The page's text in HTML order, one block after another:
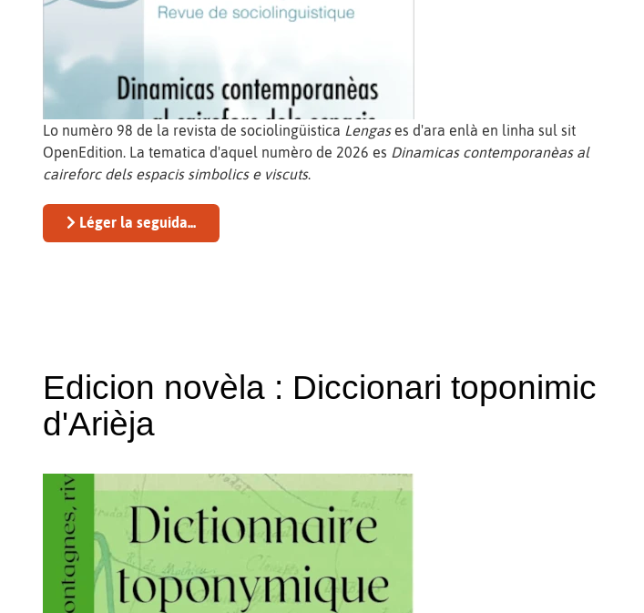
Lo numèro 98 de la revista de sociolingüistica Lengases d'ara enlà en linha sul sit
OpenEdition. La tematica d'aquel numèro de 2026 es Dinamicas contemporanèas al
caireforc dels espacis simbolics e viscuts.
Léger la seguida...
Edicion novèla : Diccionari toponimic
d'Arièja